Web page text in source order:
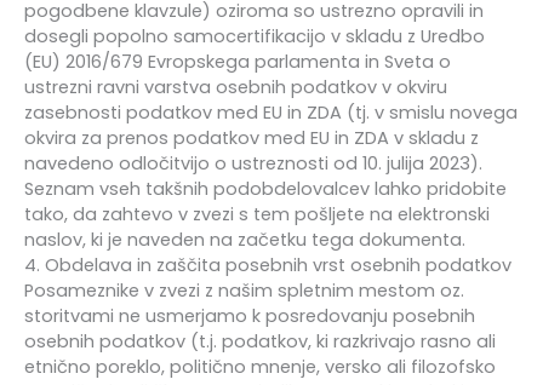
pogodbene klavzule) oziroma so ustrezno opravili in
dosegli popolno samocertifikacijo v skladu z Uredbo
(EU) 2016/679 Evropskega parlamenta in Sveta o
ustrezni ravni varstva osebnih podatkov v okviru
zasebnosti podatkov med EU in ZDA (tj. v smislu novega
okvira za prenos podatkov med EU in ZDA v skladu z
navedeno odločitvijo o ustreznosti od 10. julija 2023).
Seznam vseh takšnih podobdelovalcev lahko pridobite
tako, da zahtevo v zvezi s tem pošljete na elektronski
naslov, ki je naveden na začetku tega dokumenta.
4. Obdelava in zaščita posebnih vrst osebnih podatkov
Posameznike v zvezi z našim spletnim mestom oz.
storitvami ne usmerjamo k posredovanju posebnih
osebnih podatkov (t.j. podatkov, ki razkrivajo rasno ali
etnično poreklo, politično mnenje, versko ali filozofsko